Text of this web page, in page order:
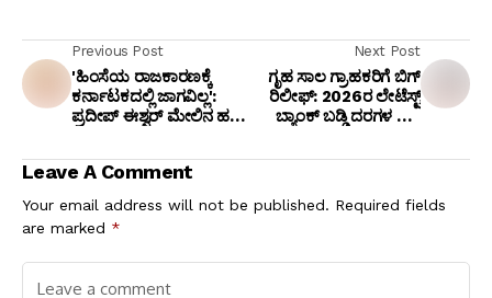
Previous Post
'ಹಿಂಸೆಯ ರಾಜಕಾರಣಕ್ಕೆ
ಕರ್ನಾಟಕದಲ್ಲಿ ಜಾಗವಿಲ್ಲ':
ಪ್ರದೀಪ್ ಈಶ್ವರ್ ಮೇಲಿನ ಹಲ್ಲೆ
ಕೌಂಟರ್!
Next Post
ಗೃಹ ಸಾಲ ಗ್ರಾಹಕರಿಗೆ ಬಿಗ್
ರಿಲೀಫ್: 2026ರ ಲೇಟೆಸ್ಟ್
ಬ್ಯಾಂಕ್ ಬಡ್ಡಿ ದರಗಳ ಪಟ್ಟಿ
Leave A Comment
Your email address will not be published. Required fields
are marked *